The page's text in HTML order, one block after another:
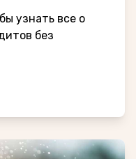
узнать все о
без